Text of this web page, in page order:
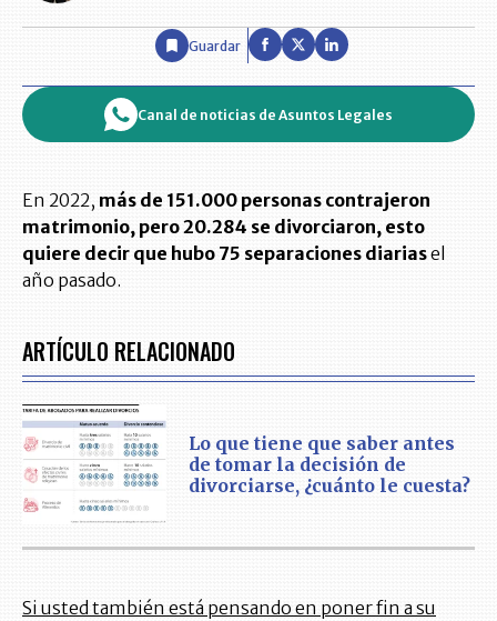
Guardar
Canal de noticias de Asuntos Legales
En 2022, más de 151.000 personas contrajeron
matrimonio, pero 20.284 se divorciaron, esto
quiere decir que hubo 75 separaciones diariasel
año pasado.
ARTÍCULO RELACIONADO
Lo que tiene que saber antes
de tomar la decisión de
divorciarse, ¿cuánto le cuesta?
Si usted también está pensando en poner fin a su